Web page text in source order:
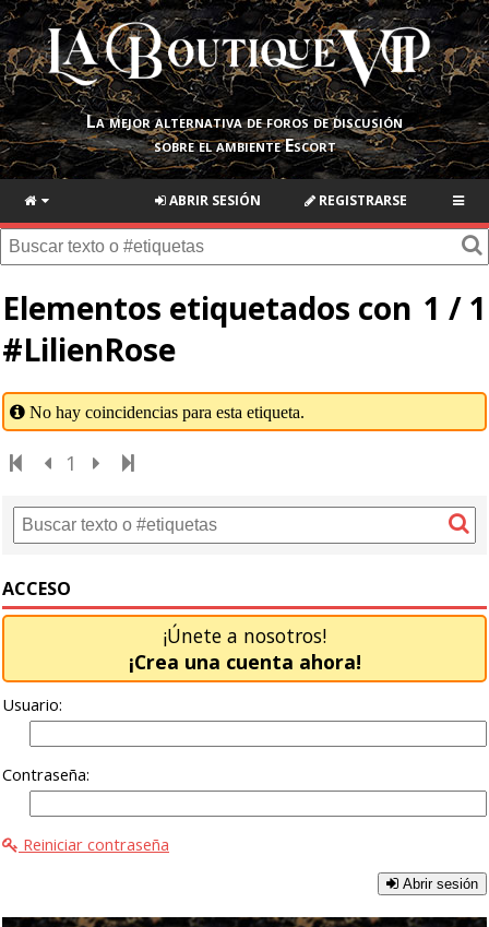
La mejor alternativa de foros de discusión
sobre el ambiente Escort
REGISTRARSE
ABRIR SESIÓN
1 / 1
Elementos etiquetados con
#LilienRose
No hay coincidencias para esta etiqueta.
1
ACCESO
¡Únete a nosotros!
¡Crea una cuenta ahora!
Usuario:
Contraseña:
Reiniciar contraseña
Abrir sesión